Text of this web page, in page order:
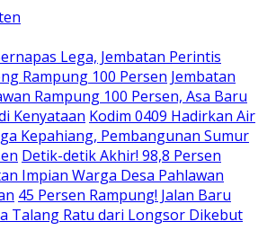
Lega, Jembatan Perintis
Rampung 100 Persen Jembatan
Rampung 100 Persen, Asa Baru
Kenyataan Kodim 0409 Hadirkan Air
Kepahiang, Pembangunan Sumur
Detik-detik Akhir! 98,8 Persen
Impian Warga Desa Pahlawan
45 Persen Rampung! Jalan Baru
Talang Ratu dari Longsor Dikebut